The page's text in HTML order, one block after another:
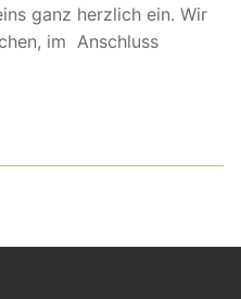
ganz herzlich ein. Wir
im Anschluss